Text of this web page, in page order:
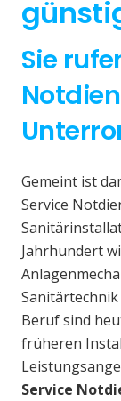
Sie
Gemeint ist
Service
Jahrhundert
Beruf sind
früheren
Service